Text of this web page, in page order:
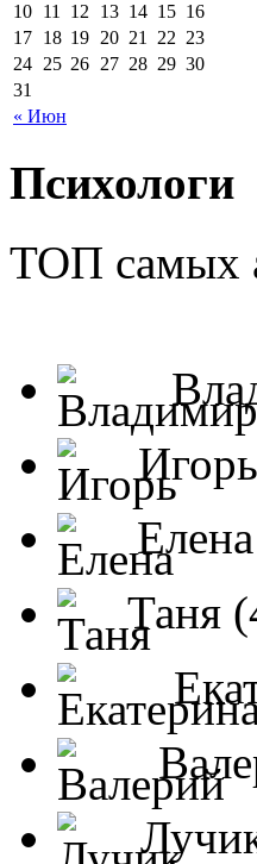
« Июн
10 11 12 13 14 15 16
17 18 19 20 21 22 23
24 25 26 27 28 29 30
31
Психологи
ТОП самых
Таня